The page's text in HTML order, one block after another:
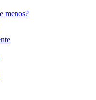
menos?